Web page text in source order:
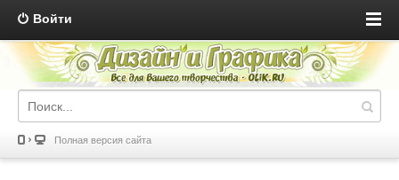
Войти
Полная версия сайта